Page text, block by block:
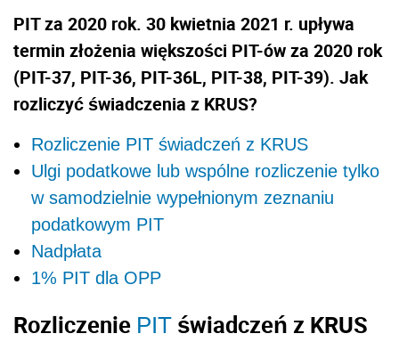
PIT za 2020 rok. 30 kwietnia 2021 r. upływa
termin złożenia większości PIT-ów za 2020 rok
(PIT-37, PIT-36, PIT-36L, PIT-38, PIT-39). Jak
rozliczyć świadczenia z KRUS?
Rozliczenie PIT świadczeń z KRUS
Ulgi podatkowe lub wspólne rozliczenie tylko
w samodzielnie wypełnionym zeznaniu
podatkowym PIT
Nadpłata
1% PIT dla OPP
Rozliczenie PIT świadczeń z KRUS